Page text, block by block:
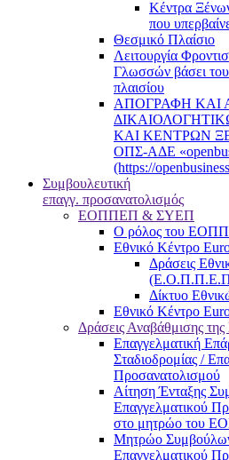
Kέντρα
που
Θεσμικό Πλαίσιο
Λειτουργία
Γλωσσών βάσει του
πλαισίου
ΑΠΟΓΡΑΦΗ ΚΑΙ
ΚΑΙ ΚΕΝΤΡΩΝ
ΟΠΣ-ΑΔΕ
(https://
Συμβουλευτική
επαγγ. προσανατολισμός
ΕΟΠΠΕΠ & ΣΥΕΠ
Ο ρόλος του
Εθνικό Κέντρο
Δράσεις
Δίκτυο
Εθνικό Κέντρο
Δράσεις Αναβάθμισης
Επαγγελματική
Σταδιοδρομίας /
Προσανατολισμού
Αίτηση Ένταξης
Επαγγελματικού
στο μητρώο του
Μητρώο Συμβούλων
Επαγγελματικού